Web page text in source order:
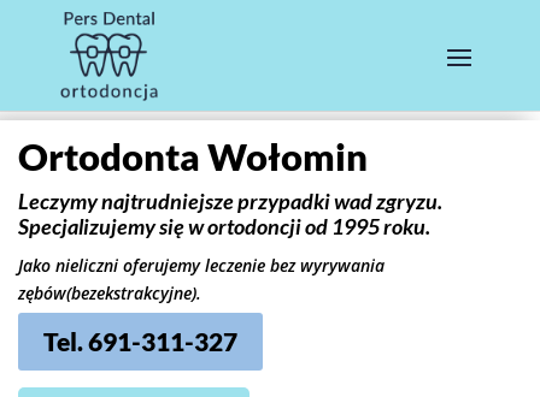
Ortodonta Wołomin
Leczymy najtrudniejsze przypadki wad zgryzu.
Specjalizujemy się w ortodoncji od 1995 roku.
Jako nieliczni oferujemy leczenie bez wyrywania
zębów(bezekstrakcyjne).
Tel. 691-311-327